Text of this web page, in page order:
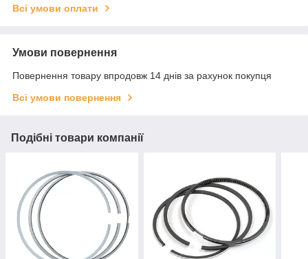
Всі умови оплати
Умови повернення
Повернення товару впродовж 14 днів за рахунок покупця
Всі умови повернення
Подібні товари компанії